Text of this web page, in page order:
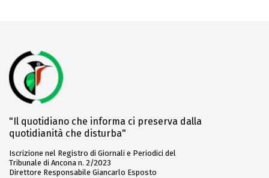
"Il quotidiano che informa ci preserva dalla
quotidianità che disturba"
Iscrizione nel Registro di Giornali e Periodici del
Tribunale di Ancona n. 2/2023
Direttore Responsabile Giancarlo Esposto